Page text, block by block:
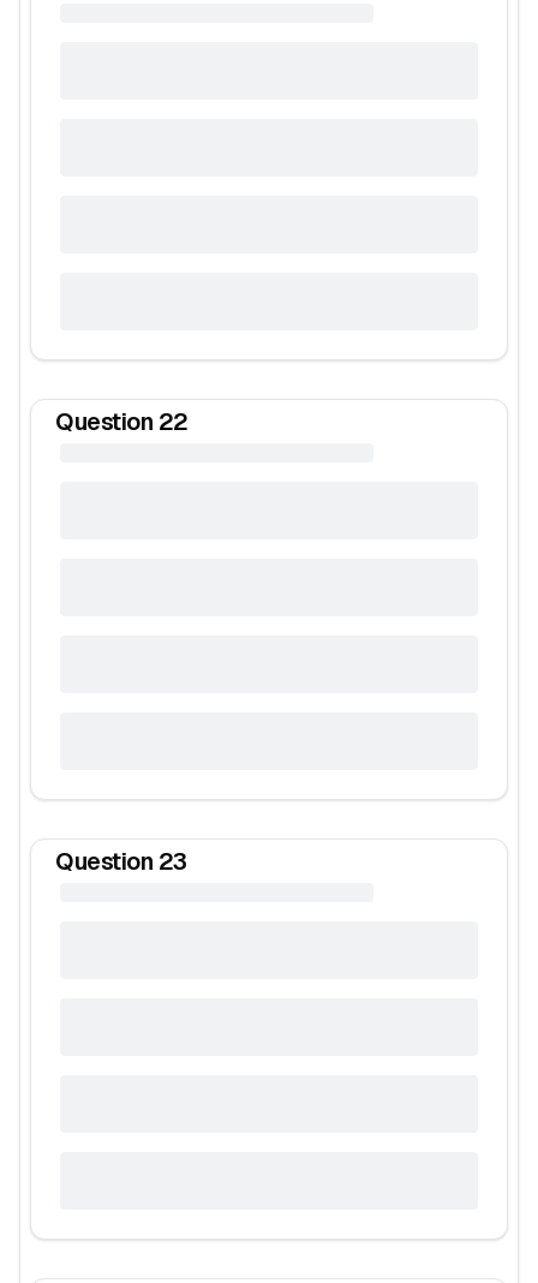
Question 22
Question 23